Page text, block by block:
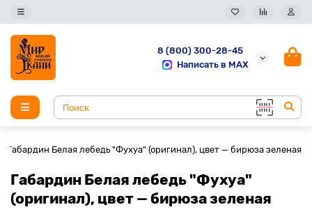
8 (800) 300-28-45
Написать в MAX
Габардин Белая лебедь "Фухуа" (оригинал), цвет — бирюза зеленая
Габардин Белая лебедь "Фухуа"
(оригинал), цвет — бирюза зеленая